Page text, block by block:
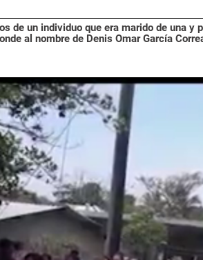
de un individuo que era marido de una y
al nombre de Denis Omar García